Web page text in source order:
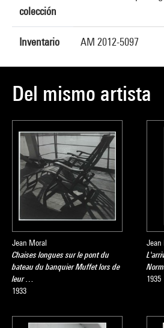
colección
Inventario AM 2012-5097
Del mismo artista
Jean Moral
Chaises longues sur le pont du
bateau du banquier Muffet lors de
leur …
1933
Jean
1935